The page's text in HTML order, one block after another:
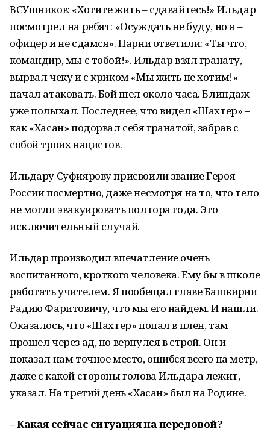
ВСУшников: «Хотите жить – сдавайтесь!» Ильдар
посмотрел на ребят: «Осуждать не буду, но я –
офицер и не сдамся». Парни ответили: «Ты что,
командир, мы с тобой!». Ильдар взял гранату,
вырвал чеку и с криком «Мы жить не хотим!»
начал атаковать. Бой шел около часа. Блиндаж
уже полыхал. Последнее, что видел «Шахтер» –
как «Хасан» подорвал себя гранатой, забрав с
собой троих нацистов.
Ильдару Суфиярову присвоили звание Героя
России посмертно, даже несмотря на то, что тело
не могли эвакуировать полтора года. Это
исключительный случай.
Ильдар производил впечатление очень
воспитанного, кроткого человека. Ему бы в школе
работать учителем. Я пообещал главе Башкирии
Радию Фаритовичу, что мы его найдем. И нашли.
Оказалось, что «Шахтер» попал в плен, там
прошел через ад, но вернулся в строй. Он и
показал нам точное место, ошибся всего на метр,
даже с какой стороны голова Ильдара лежит,
указал. На третий день «Хасан» был на Родине.
– Какая сейчас ситуация на передовой?